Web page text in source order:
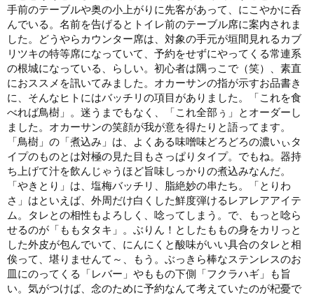
手前のテーブルや奥の小上がりに先客があって、にこやかに呑
んでいる。名前を告げるとトイレ前のテーブル席に案内されま
した。どうやらカウンター席は、対象の手元が垣間見れるカブ
リツキの特等席になっていて、予約をせずにやってくる常連系
の根城になっている、らしい。初心者は隅っこで（笑）、素直
におススメを訊いてみました。オカーサンの指が示すお品書き
に、そんなヒトにはバッチリの項目がありました。「これを食
べれば鳥樹」。迷うまでもなく、「これ全部ぅ」とオーダーし
ました。オカーサンの笑顔が我が意を得たりと語ってます。
「鳥樹」の「煮込み」は、よくある味噌味どろどろの濃いぃタ
イプのものとは対極の見た目もさっぱりタイプ。でもね。器持
ち上げて汁を飲んじゃうほど旨味しっかりの煮込みなんだ。
「やきとり」は、塩梅バッチリ、脂絶妙の串たち 。「とりわ
さ」 はといえば、外周だけ白くした鮮度弾けるレアレアアイテ
ム。タレとの相性もよろしく、唸ってしまう。で、もっと唸ら
せるのが「ももタタキ」
。ぶりん！としたももの身をカリっと
した外皮が包んでいて、にんにくと酸味がいい具合のタレと相
俟って、堪りませんて～、もう。ぶっきら棒なステンレスのお
皿にのってくる「レバー」 やももの下側「フクラハギ」
も旨
い。気がつけば、念のために予約なんて考えていたのが杞憂で